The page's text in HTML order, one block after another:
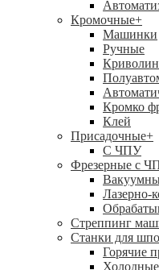
Кромочные+
Машинки
Ручные
Кромко
Клей
Присадочные+
С ЧПУ
Фрезерные с
Лазерно-
Стреппинг
Станки для
Горячие